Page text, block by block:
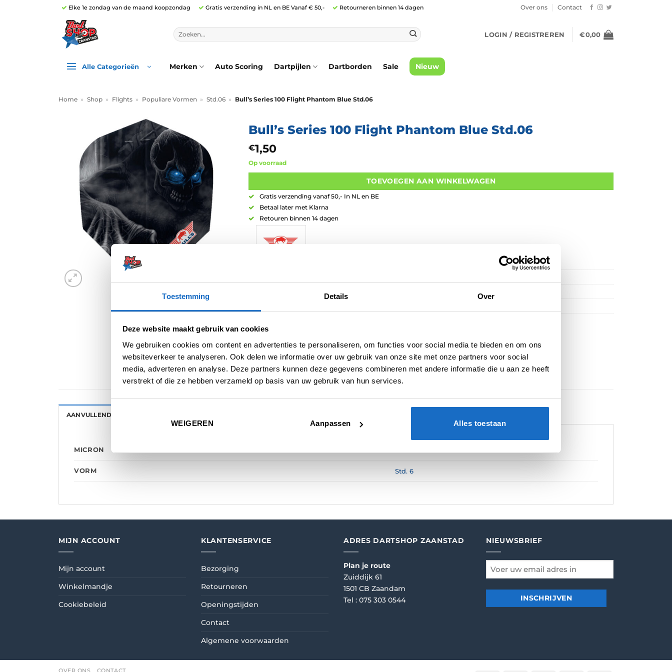
Toestemming Details Over
Deze website maakt gebruik van cookies
We gebruiken cookies om content en advertenties te personaliseren, om functies voor social media te bieden en om ons
websiteverkeer te analyseren. Ook delen we informatie over uw gebruik van onze site met onze partners voor social
media, adverteren en analyse. Deze partners kunnen deze gegevens combineren met andere informatie die u aan ze heeft
verstrekt of die ze hebben verzameld op basis van uw gebruik van hun services.
WEIGEREN Aanpassen Alles toestaan
Elke 1e zondag van de maand koopzondag Gratis verzending in NL en BE Vanaf € 50,- Retourneren binnen 14 dagen Over ons Contact
Zoeken
naar:
LOGIN / REGISTREREN €0,00
Alle Categorieën Merken Auto Scoring Dartpijlen Dartborden Sale Nieuw
Home » Shop » Flights » Populiare Vormen » Std.06 » Bull’s Series 100 Flight Phantom Blue Std.06
Bull’s Series 100 Flight Phantom Blue Std.06
€1,50
Op voorraad
TOEVOEGEN AAN WINKELWAGEN
Gratis verzending vanaf 50,- In NL en BE
Betaal later met Klarna
Retouren binnen 14 dagen
AANVULLENDE INFORMATIE
MICRON
VORM Std. 6
MIJN ACCOUNT
Mijn account
Winkelmandje
Cookiebeleid
KLANTENSERVICE
Bezorging
Retourneren
Openingstijden
Contact
Algemene voorwaarden
ADRES DARTSHOP ZAANSTAD
Plan je route
Zuiddijk 61
1501 CB Zaandam
Tel : 075 303 0544
NIEUWSBRIEF
email
*
OVER ONS CONTACT